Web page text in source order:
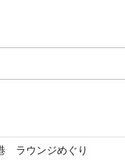
ラウンジめぐり